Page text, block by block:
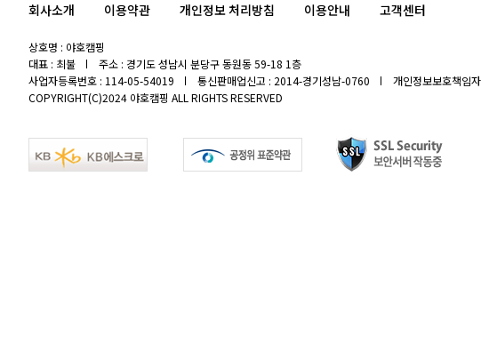
회사소개 이용약관 개인정보 처리방침 이용안내 고객센터
상호명 : 야호캠핑
대표 : 최불
주소 : 경기도 성남시 분당구 동원동 59-18 1층
사업자등록번호 : 114-05-54019
통신판매업신고 : 2014-경기성남-0760
개인정보보호책임
COPYRIGHT(C)2024 야호캠핑 ALL RIGHTS RESERVED